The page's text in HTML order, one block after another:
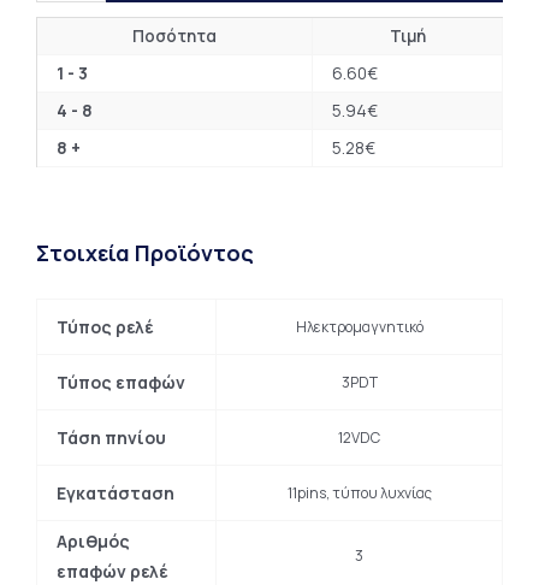
Ποσότητα
Τιμή
1 - 3
6.60€
4 - 8
5.94€
8 +
5.28€
Στοιχεία Προϊόντος
Τύπος ρελέ Ηλεκτρομαγνητικό
Τύπος επαφών 3PDT
Τάση πηνίου 12VDC
Εγκατάσταση 11pins, τύπου λυχνίας
Αριθμός
επαφών ρελέ
3